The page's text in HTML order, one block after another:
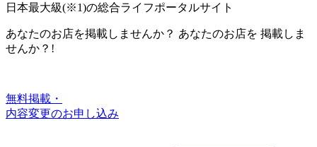
日本最大級(※1)の総合ライフポータルサイト
あなたのお店を掲載しませんか？ あなたのお店を 掲載しま
せんか？!
無料掲載・
内容変更のお申し込み